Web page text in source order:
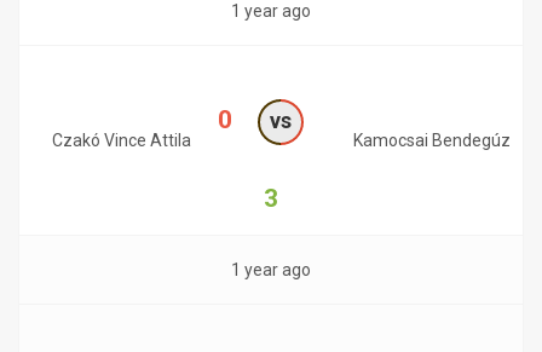
1 year ago
Czakó Vince Attila
0 vs
3
Kamocsai Bendegúz
1 year ago